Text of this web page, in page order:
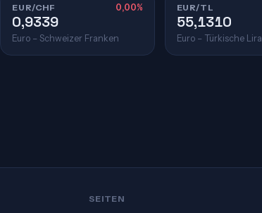
EUR/CHF 0,00%
0,9339
Euro – Schweizer Franken
EUR/TL
55,1310
Euro – Türkische Lira
SEITEN